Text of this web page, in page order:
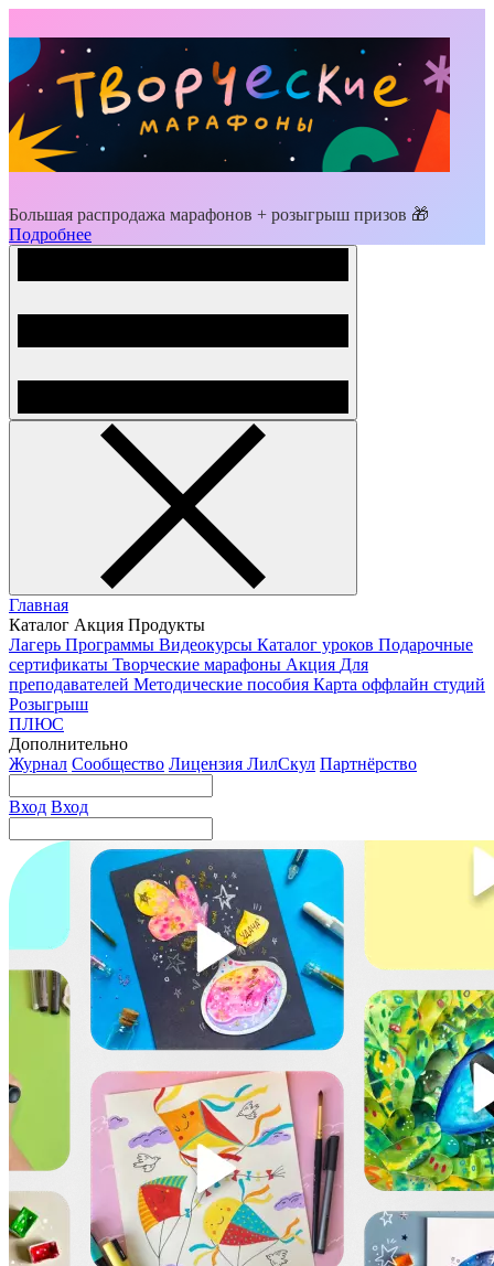
Большая распродажа марафонов + розыгрыш призов 🎁
Подробнее
Главная
Каталог Акция Продукты
Лагерь Программы Видеокурсы Каталог уроков Подарочные
сертификаты Творческие марафоны Акция Для
преподавателей Методические пособия Карта оффлайн студий
Розыгрыш
ПЛЮС
Дополнительно
Журнал Сообщество Лицензия ЛилСкул Партнёрство
Вход Вход